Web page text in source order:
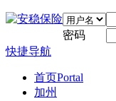
密码
快捷导航
首页Portal
加州